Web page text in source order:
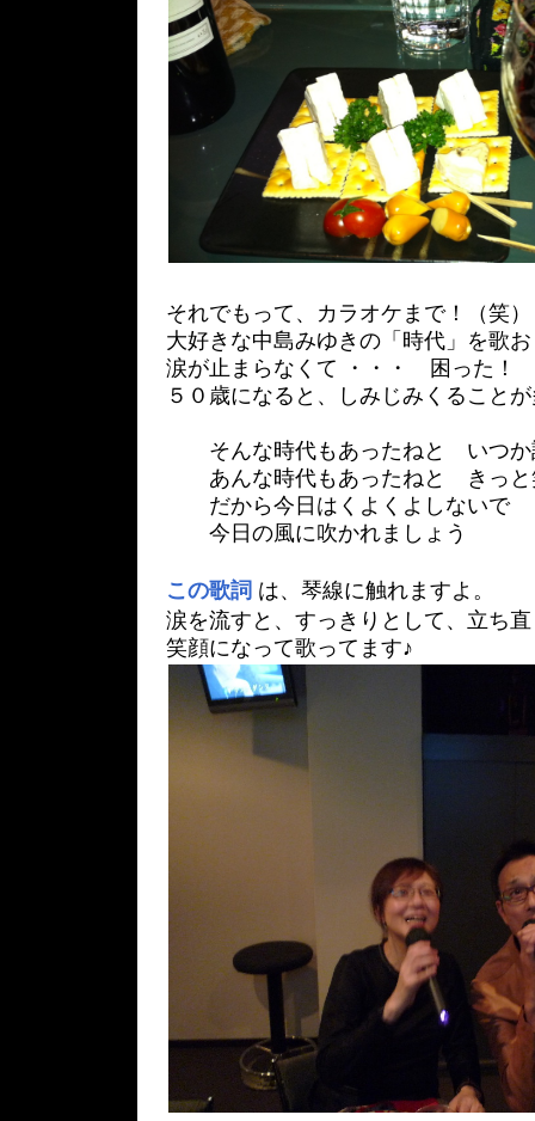
それでもって、カラオケまで！（笑）
大好きな中島みゆきの「時代」を歌
涙が止まらなくて ・・・ 困った！
５０歳になると、しみじみくること
そんな時代もあったねと いつか
あんな時代もあったねと きっと
だから今日はくよくよしないで
今日の風に吹かれましょう
この歌詞 は、琴線に触れますよ。
涙を流すと、すっきりとして、立ち
笑顔になって歌ってます♪